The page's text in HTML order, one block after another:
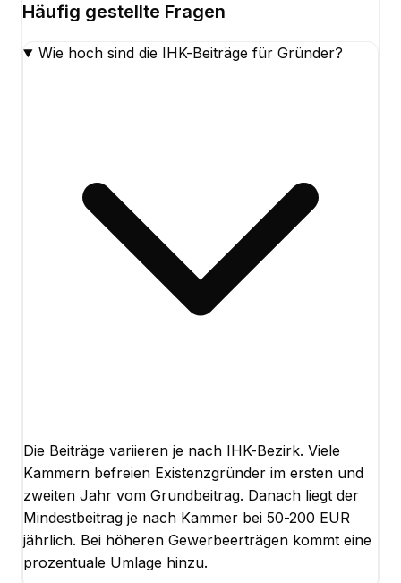
Häufig gestellte Fragen
Wie hoch sind die IHK-Beiträge für Gründer?
Die Beiträge variieren je nach IHK-Bezirk. Viele
Kammern befreien Existenzgründer im ersten und
zweiten Jahr vom Grundbeitrag. Danach liegt der
Mindestbeitrag je nach Kammer bei 50-200 EUR
jährlich. Bei höheren Gewerbeerträgen kommt eine
prozentuale Umlage hinzu.